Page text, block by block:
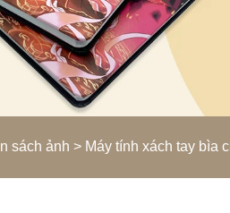
In sách ảnh > Máy tính xách tay bìa